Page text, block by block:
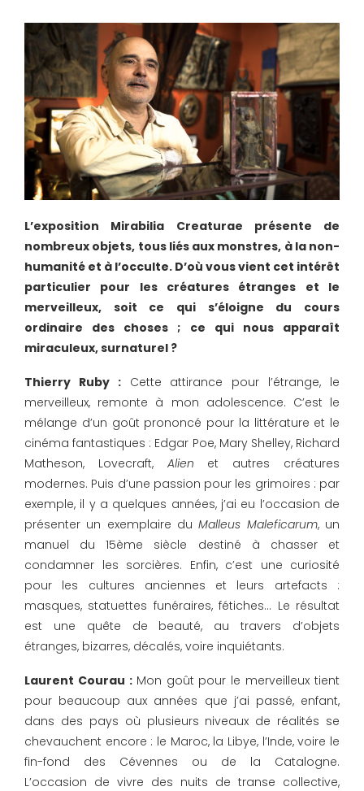
L’exposition Mirabilia Creaturae présente de
nombreux objets, tous liés aux monstres, à la non-
humanité et à l’occulte. D’où vous vient cet intérêt
particulier pour les créatures étranges et le
merveilleux, soit ce qui s’éloigne du cours
ordinaire des choses ; ce qui nous apparaît
miraculeux, surnaturel ?
Thierry Ruby :Cette attirance pour l’étrange, le
merveilleux, remonte à mon adolescence. C’est le
mélange d’un goût prononcé pour la littérature et le
cinéma fantastiques : Edgar Poe, Mary Shelley, Richard
Matheson, Lovecraft, Alien et autres créatures
modernes. Puis d’une passion pour les grimoires : par
exemple, il y a quelques années, j’ai eu l’occasion de
présenter un exemplaire duMalleus Maleficarum, un
manuel du 15ème siècle destiné à chasser et
condamner les sorcières. Enfin, c’est une curiosité
pour les cultures anciennes et leurs artefacts :
masques, statuettes funéraires, fétiches… Le résultat
est une quête de beauté, au travers d’objets
étranges, bizarres, décalés, voire inquiétants.
Laurent Courau : Mon goût pour le merveilleux tient
pour beaucoup aux années que j’ai passé, enfant,
dans des pays où plusieurs niveaux de réalités se
chevauchent encore : le Maroc, la Libye, l’Inde, voire le
fin-fond des Cévennes ou de la Catalogne.
L’occasion de vivre des nuits de transe collective,